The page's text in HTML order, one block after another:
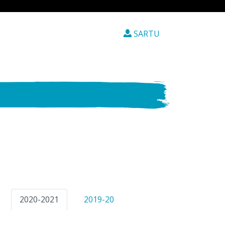
SARTU
2020-2021
2019-20